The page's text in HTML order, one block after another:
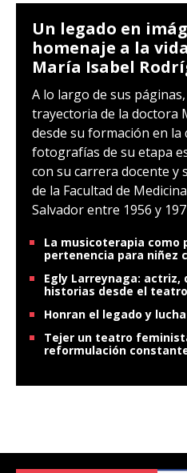
Un legado en
homenaje a la
María Isabel
A lo largo de sus
trayectoria de la doctora
desde su formación en la
fotografías de su etapa
con su carrera docente y
de la Facultad de
Salvador entre 1956 y
La musicoterapia como
pertenencia para niñez
Egly Larreynaga:
historias desde el
Honran el legado y
Tejer un teatro
reformulación